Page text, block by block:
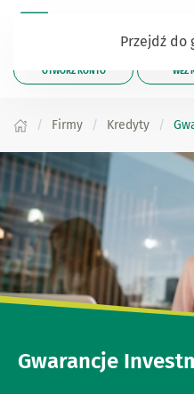
Przejdź do
OTWÓRZ KONTO WEŹ
Firmy Kredyty
Gwarancje